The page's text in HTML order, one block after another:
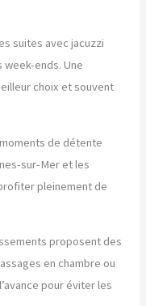
suites avec jacuzzi
ends. Une
choix et souvent
de détente
sur-Mer et les
pleinement de
proposent des
en chambre ou
pour éviter les